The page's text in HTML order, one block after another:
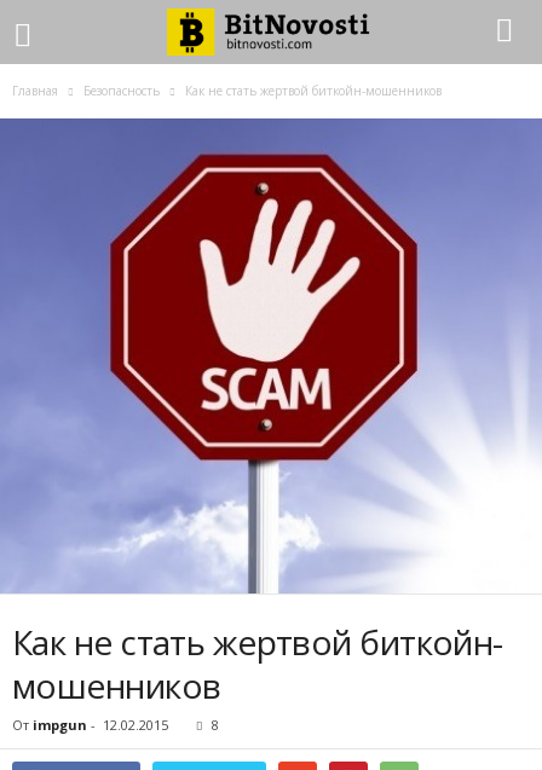
Главная Безопасность Как не стать жертвой биткойн-мошенников
Как не стать жертвой биткойн-
мошенников
От impgun - 12.02.2015 8